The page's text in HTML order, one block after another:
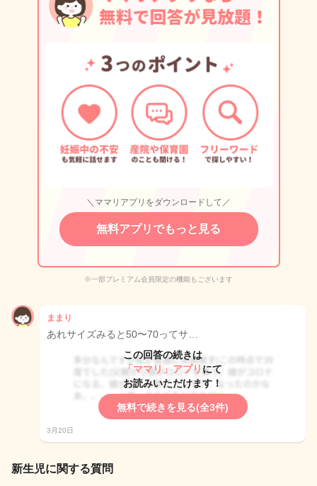
＼ママリアプリをダウンロードして／
無料アプリでもっと見る
※一部プレミアム会員限定の機能もございます
ままり
あれサイズみると50〜70ってサ…
この回答の続きは
「ママリ」アプリ にて
お読みいただけます！
無料で続きを見る(全3件)
3月20日
新生児に関する質問